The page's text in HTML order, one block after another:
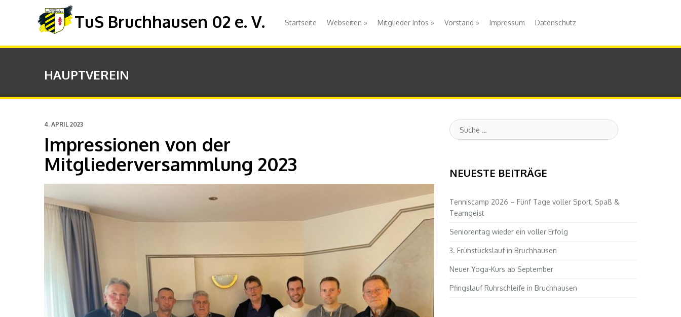
TuS Bruchhausen 02 e. V. Startseite Webseiten » Mitglieder Infos » Vorstand » Impressum Datenschutz
HAUPTVEREIN
4. APRIL 2023
Impressionen von der
Mitgliederversammlung 2023
Suche
:
NEUESTE BEITRÄGE
Tenniscamp 2026 – Fünf Tage voller Sport, Spaß &
Teamgeist
Seniorentag wieder ein voller Erfolg
3. Frühstückslauf in Bruchhausen
Neuer Yoga-Kurs ab September
Pfingslauf Ruhrschleife in Bruchhausen